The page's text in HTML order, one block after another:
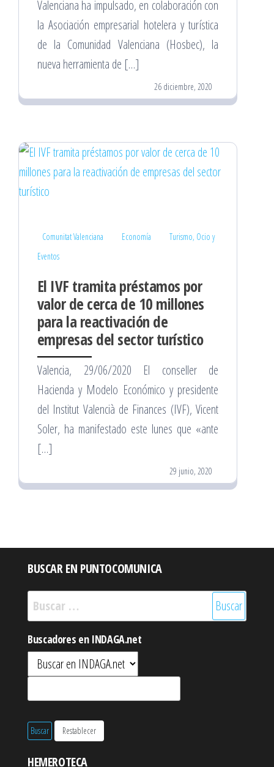
Valenciana ha impulsado, en colaboración con
la Asociación empresarial hotelera y turística
de la Comunidad Valenciana (Hosbec), la
nueva herramienta de […]
26 diciembre, 2020
Comunitat Valenciana Economía
Turismo, Ocio y
Eventos
El IVF tramita préstamos por
valor de cerca de 10 millones
para la reactivación de
empresas del sector turístico
Valencia, 29/06/2020 El conseller de
Hacienda y Modelo Económico y presidente
del Institut Valencià de Finances (IVF), Vicent
Soler, ha manifestado este lunes que «ante
[…]
29 junio, 2020
BUSCAR EN PUNTOCOMUNICA
Buscar:
Buscadores en INDAGA.net
HEMEROTECA